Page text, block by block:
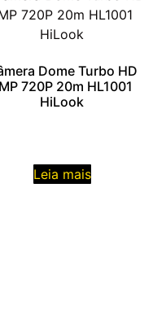
Dome Turbo HD
720P 20m HL1001
HiLook
Leia mais